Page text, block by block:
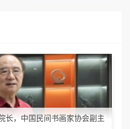
长，中国民间书画家协会副主